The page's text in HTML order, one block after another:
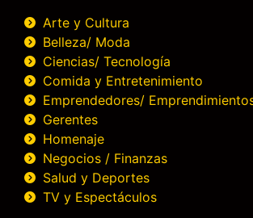
Arte y Cultura
Belleza/ Moda
Ciencias/ Tecnología
Comida y Entretenimiento
Emprendedores/
Gerentes
Homenaje
Negocios / Finanzas
Salud y Deportes
TV y Espectáculos